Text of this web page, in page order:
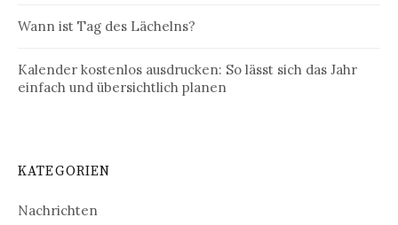
Wann ist Tag des Lächelns?
Kalender kostenlos ausdrucken: So lässt sich das Jahr
einfach und übersichtlich planen
KATEGORIEN
Nachrichten